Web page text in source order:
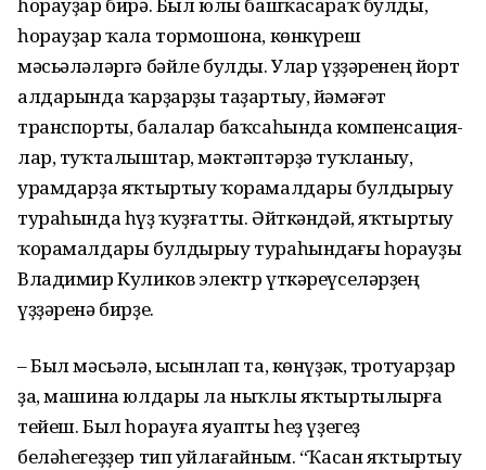
һорауҙар ҡала тормошона, көнкүреш
мәсьәләләргә бәйле булды. Улар үҙҙәренең йорт
алдарында ҡарҙарҙы таҙартыу, йәмәғәт
транспорты, балалар баҡсаһында компенсация-
лар, туҡталыштар, мәктәптәрҙә туҡланыу,
урамдарҙа яҡтыртыу ҡорамалдары булдырыу
тураһында һүҙ ҡуҙғатты. Әйткәндәй, яҡтыртыу
ҡорамалдары булдырыу тураһындағы һорауҙы
Владимир Куликов электр үткәреүселәрҙең
үҙҙәренә бирҙе.
– Был мәсьәлә, ысынлап та, көнүҙәк, тротуарҙар
ҙа, машина юлдары ла ныҡлы яҡтыртылырға
тейеш. Был һорауға яуапты һеҙ үҙегеҙ
беләһегеҙҙер тип уйлағайным. “Ҡасан яҡтыртыу